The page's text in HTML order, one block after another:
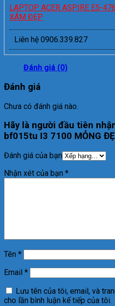
LAPTOP ACER ASPIRE E5-
XÁM ĐẸP
Liên hệ 0906.339.827
Đánh giá (0)
Đánh giá
Chưa có đánh giá nào.
Hãy là người đầu tiên
bf015tu I3 7100 MỎNG
Đánh giá của bạn
Nhận xét của bạn *
Tên *
Email *
Lưu tên của tôi, email, và
cho lần bình luận kế tiếp của tôi.